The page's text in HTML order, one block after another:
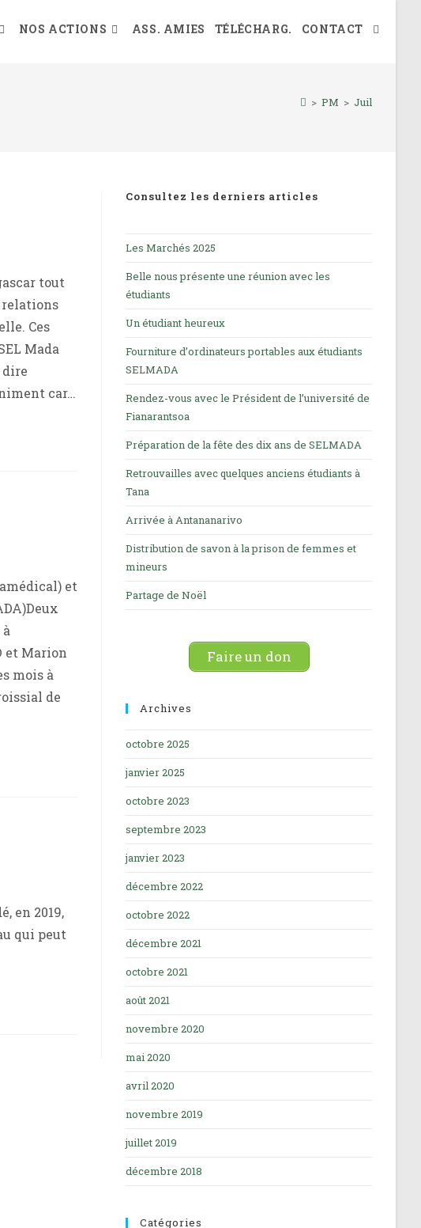
NOS ACTIONS ASS. AMIES TÉLÉCHARG. CONTACT TOGGLE
> PM > Juil
tout
relations
Ces
Mada
dire
car…
et
et Marion
mois à
de
en 2019,
qui peut
Consultez les derniers articles
Les Marchés 2025
Belle nous présente une réunion avec les
étudiants
Un étudiant heureux
Fourniture d’ordinateurs portables aux étudiants
SELMADA
Rendez-vous avec le Président de l’université de
Fianarantsoa
Préparation de la fête des dix ans de SELMADA
Retrouvailles avec quelques anciens étudiants à
Tana
Arrivée à Antananarivo
Distribution de savon à la prison de femmes et
mineurs
Partage de Noël
Faire un don
Archives
octobre 2025
janvier 2025
octobre 2023
septembre 2023
janvier 2023
décembre 2022
octobre 2022
décembre 2021
octobre 2021
août 2021
novembre 2020
mai 2020
avril 2020
novembre 2019
juillet 2019
décembre 2018
Catégories